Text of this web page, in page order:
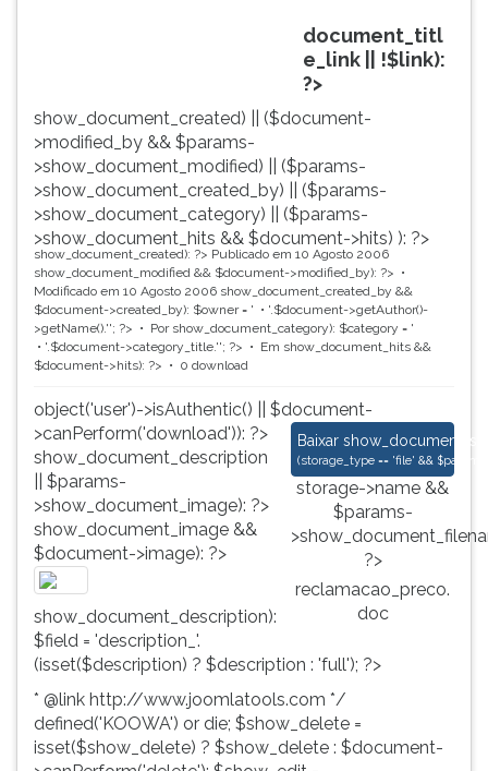
document_titl
e_link || !$link):
?>
show_document_created) || ($document-
>modified_by && $params-
>show_document_modified) || ($params-
>show_document_created_by) || ($params-
>show_document_category) || ($params-
>show_document_hits && $document->hits) ): ?>
show_document_created): ?> Publicado em 10 Agosto 2006
show_document_modified && $document->modified_by): ?>
Modificado em 10 Agosto 2006 show_document_created_by &&
$document->created_by): $owner = '
'.$document->getAuthor()-
>getName().''; ?> Por show_document_category): $category = '
'.$document->category_title.''; ?> Em show_document_hits &&
$document->hits): ?>
0 download
object('user')->isAuthentic() || $document-
>canPerform('download')): ?>
Baixar
(storage_type == 'file' &&
storage->name &&
$params-
?>
reclamacao_preco.
doc
show_document_description
|| $params-
>show_document_image): ?>
show_document_image &&
$document->image): ?>
show_document_description):
$field = 'description_'.
(isset($description) ? $description : 'full'); ?>
* @link http://www.joomlatools.com */
defined('KOOWA') or die; $show_delete =
isset($show_delete) ? $show_delete : $document-